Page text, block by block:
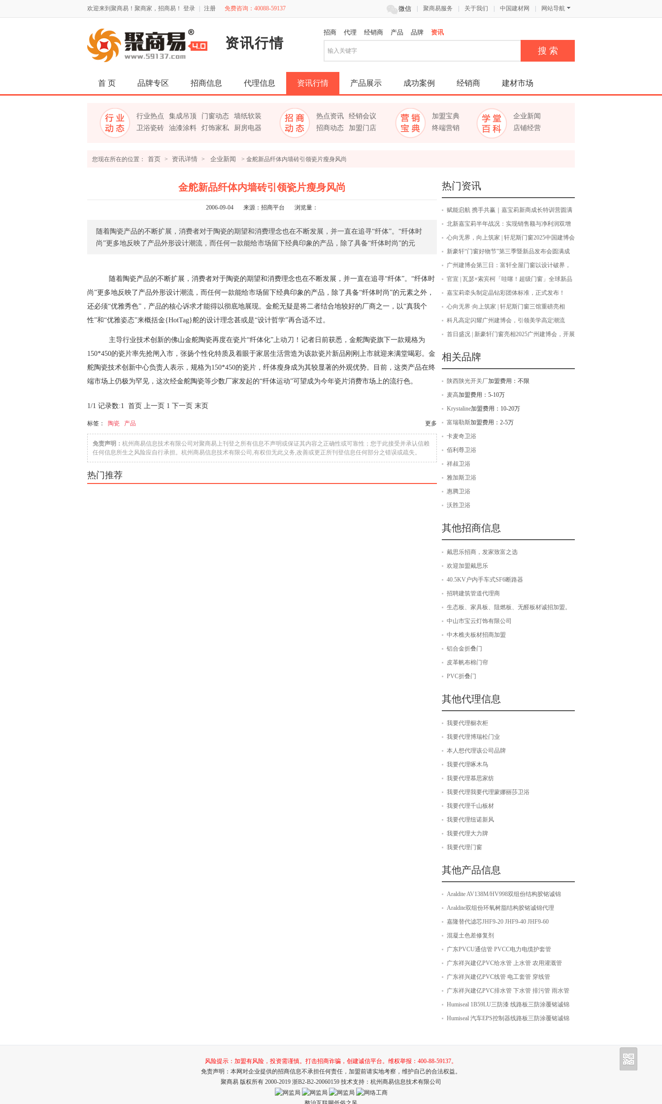
欢迎来到聚商易！聚商家，招商易！ 登录 注册 免费咨询：40088-59137 微信 聚商易服务 关于我们 中国建材网 网站导航
资讯行情
招商 代理 经销商 产品 品牌 资讯
首 页 品牌专区 招商信息 代理信息 资讯行情 产品展示 成功案例 经销商 建材市场
行业热点 集成吊顶 门窗动态
墙纸软装
卫浴瓷砖
油漆涂料 灯饰家私 厨房电器
热点资讯
经销会议
招商动态
加盟门店
加盟宝典
终端营销
企业新闻
店铺经营
您现在所在的位置： 首页 > 资讯详情 > 企业新闻 > 金舵新品纤体内墙砖引领瓷片瘦身风尚
金舵新品纤体内墙砖引领瓷片瘦身风尚
2006-09-04 来源：招商平台 浏览量：
随着陶瓷产品的不断扩展，消费者对于陶瓷的期望和消费理念也在不断发展，并一直在追寻“纤体”。“纤体时
尚”更多地反映了产品外形设计潮流，而任何一款能给市场留下经典印象的产品，除了具备“纤体时尚”的元
随着陶瓷产品的不断扩展，消费者对于陶瓷的期望和消费理念也在不断发展，并一直在追寻“纤体”。“纤体时
尚”更多地反映了产品外形设计潮流，而任何一款能给市场留下经典印象的产品，除了具备“纤体时尚”的元素之外，
还必须“优雅秀色”，产品的核心诉求才能得以彻底地展现。金舵无疑是将二者结合地较好的厂商之一，以“真我个
性”和“优雅姿态”来概括金{HotTag}舵的设计理念甚或是“设计哲学”再合适不过。
主导行业技术创新的佛山金舵陶瓷再度在瓷片“纤体化”上动刀！记者日前获悉，金舵陶瓷旗下一款规格为
150*450的瓷片率先抢闸入市，张扬个性化特质及着眼于家居生活营造为该款瓷片新品刚刚上市就迎来满堂喝彩。金
舵陶瓷技术创新中心负责人表示，规格为150*450的瓷片，纤体瘦身成为其较显著的外观优势。目前，这类产品在终
端市场上仍极为罕见，这次经金舵陶瓷等少数厂家发起的“纤体运动”可望成为今年瓷片消费市场上的流行色。
1/1 记录数:1 首页 上一页 1 下一页 末页
标签： 陶瓷 产品 更多
免责声明： 杭州商易信息技术有限公司对聚商易上刊登之所有信息不声明或保证其内容之正确性或可靠性；您于此接受并承认信赖
任何信息所生之风险应自行承担。杭州商易信息技术有限公司,有权但无此义务,改善或更正所刊登信息任何部分之错误或疏失。
热门推荐
热门资讯
赋能启航 携手共赢｜嘉宝莉新商成长特训营圆满
落幕！
北新嘉宝莉半年战况：实现销售额与净利润双增
长！
心向无界，向上筑家 | 轩尼斯门窗2025中国建博会
（广州）圆满收官！
新豪轩“门窗好物节”第三季暨新品发布会圆满成
功，擘画品质生活新图景
广州建博会第三日：富轩全屋门窗以设计破界，
重塑美好人居新范式
官宣 | 瓦瑟×索宾柯「哇噻！超级门窗」全球新品
战略升级发布
嘉宝莉牵头制定晶钻彩团体标准，正式发布！
心向无界·向上筑家 | 轩尼斯门窗三馆重磅亮相
2025广州建博会
科凡高定闪耀广州建博会，引领美学高定潮流
首日盛况 | 新豪轩门窗亮相2025广州建博会，开展
相关品牌
陕西陕光开关厂加盟费用：不限
麦高加盟费用：5-10万
Krystaline加盟费用：10-20万
富瑞勒斯加盟费用：2-5万
卡麦奇卫浴
佰利尊卫浴
祥叔卫浴
雅加斯卫浴
惠腾卫浴
沃胜卫浴
其他招商信息
戴思乐招商，发家致富之选
欢迎加盟戴思乐
40.5KV户内手车式SF6断路器
招聘建筑管道代理商
生态板、家具板、阻燃板、无醛板材诚招加盟。
中山市宝云灯饰有限公司
中木樵夫板材招商加盟
铝合金折叠门
皮革帆布棉门帘
PVC折叠门
其他代理信息
我要代理橱衣柜
我要代理博瑞松门业
本人想代理该公司品牌
我要代理啄木鸟
我要代理慕思家纺
我要代理我要代理蒙娜丽莎卫浴
我要代理千山板材
我要代理纽诺新风
我要代理大力牌
我要代理门窗
其他产品信息
Araldite AV138M/HV998双组份结构胶铭诚锦
Araldite双组份环氧树脂结构胶铭诚锦代理
嘉隆替代滤芯JHF9-20 JHF9-40 JHF9-60
混凝土色差修复剂
广东PVCU通信管 PVCC电力电缆护套管
广东祥兴建亿PVC给水管 上水管 农用灌溉管
广东祥兴建亿PVC线管 电工套管 穿线管
广东祥兴建亿PVC排水管 下水管 排污管 雨水管
Humiseal 1B59LU三防漆 线路板三防涂覆铭诚锦
Humiseal 汽车EPS控制器线路板三防涂覆铭诚锦
风险提示：加盟有风险，投资需谨慎。打击招商诈骗，创建诚信平台。维权举报：400-88-59137。
免责声明：本网对企业提供的招商信息不承担任何责任，加盟前请实地考察，维护自己的合法权益。
聚商易 版权所有 2000-2019 浙B2-B2-20060159 技术支持：杭州商易信息技术有限公司